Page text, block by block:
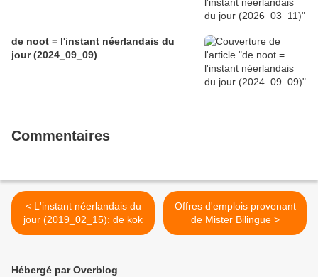
de noot = l'instant néerlandais du
jour (2024_09_09)
Commentaires
< L'instant néerlandais du
jour (2019_02_15): de kok
Offres d'emplois provenant
de Mister Bilingue >
Hébergé par Overblog